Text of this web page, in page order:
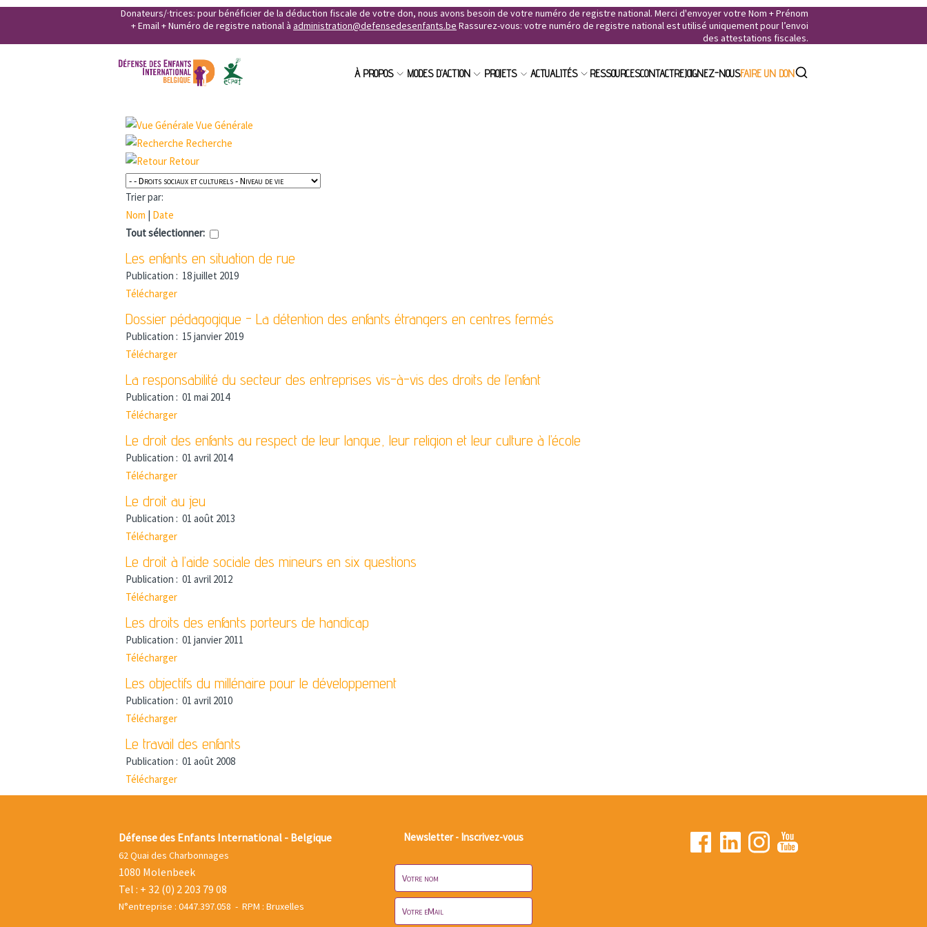
Donateurs/·trices: pour bénéficier de la déduction fiscale de votre don, nous avons besoin de votre numéro de registre national. Merci d'envoyer votre Nom + Prénom
+ Email + Numéro de registre national à administration@defensedesenfants.be Rassurez-vous: votre numéro de registre national est utilisé uniquement pour l’envoi
des attestations fiscales.
À PROPOS MODES D'ACTION PROJETS ACTUALITÉS RESSOURCESCONTACTREJOIGNEZ-NOUSFAIRE UN DON
Vue Générale
Recherche
Retour
Trier par:
Nom
Date
Tout sélectionner:
Les enfants en situation de rue
Publication : 18 juillet 2019
Télécharger
Dossier pédagogique - La détention des enfants étrangers en centres fermés
Publication : 15 janvier 2019
Télécharger
La responsabilité du secteur des entreprises vis-à-vis des droits de l’enfant
Publication : 01 mai 2014
Télécharger
Le droit des enfants au respect de leur langue, leur religion et leur culture à l’école
Publication : 01 avril 2014
Télécharger
Le droit au jeu
Publication : 01 août 2013
Télécharger
Le droit à l’aide sociale des mineurs en six questions
Publication : 01 avril 2012
Télécharger
Les droits des enfants porteurs de handicap
Publication : 01 janvier 2011
Télécharger
Les objectifs du millénaire pour le développement
Publication : 01 avril 2010
Télécharger
Le travail des enfants
Publication : 01 août 2008
Télécharger
Défense des Enfants International - Belgique
62 Quai des Charbonnages
1080 Molenbeek
Tel : + 32 (0) 2 203 79 08
N°entreprise : 0447.397.058 - RPM : Bruxelles
Newsletter - Inscrivez-vous